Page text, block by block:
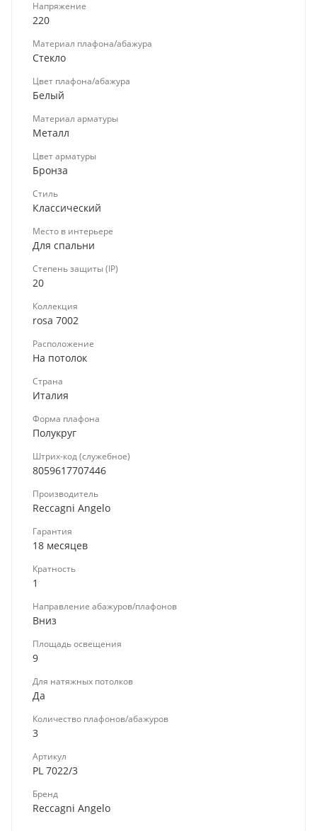
Напряжение
220
Материал плафона/абажура
Стекло
Цвет плафона/абажура
Белый
Материал арматуры
Металл
Цвет арматуры
Бронза
Стиль
Классический
Место в интерьере
Для спальни
Степень защиты (IP)
20
Коллекция
rosa 7002
Расположение
На потолок
Страна
Италия
Форма плафона
Полукруг
Штрих-код (служебное)
8059617707446
Производитель
Reccagni Angelo
Гарантия
18 месяцев
Кратность
1
Направление абажуров/плафонов
Вниз
Площадь освещения
9
Для натяжных потолков
Да
Количество плафонов/абажуров
3
Артикул
PL 7022/3
Бренд
Reccagni Angelo